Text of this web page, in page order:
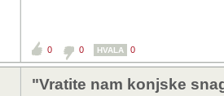
0 0 HVALA 0
"Vratite nam konjske